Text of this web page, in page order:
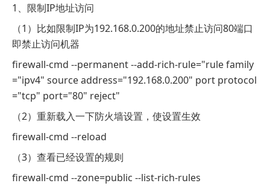
1、限制IP地址访问
（1）比如限制IP为192.168.0.200的地址禁止访问80端口
即禁止访问机器
firewall-cmd --permanent --add-rich-rule="rule family
="ipv4" source address="192.168.0.200" port protocol
="tcp" port="80" reject"
（2）重新载入一下防火墙设置，使设置生效
firewall-cmd --reload
（3）查看已经设置的规则
firewall-cmd --zone=public --list-rich-rules